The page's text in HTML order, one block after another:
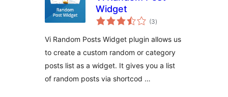
Widget
(3total
de
)
Vi Random Posts Widget plugin allows us
to create a custom random or category
posts list as a widget. It gives you a list
of random posts via shortcod …